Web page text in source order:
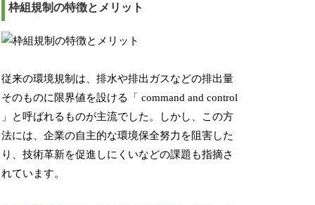
枠組規制の特徴とメリット
従来の環境規制は、排水や排出ガスなどの排出量
そのものに限界値を設ける「 command and control
」と呼ばれるものが主流でした。しかし、この方
法には、企業の自主的な環境保全努力を阻害した
り、技術革新を促進しにくいなどの課題も指摘さ
れています。